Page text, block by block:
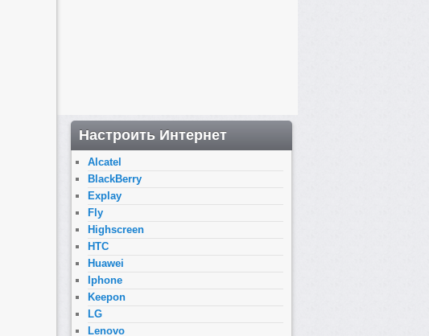
Настроить Интернет
Alcatel
BlackBerry
Explay
Fly
Highscreen
HTC
Huawei
Iphone
Keepon
LG
Lenovo